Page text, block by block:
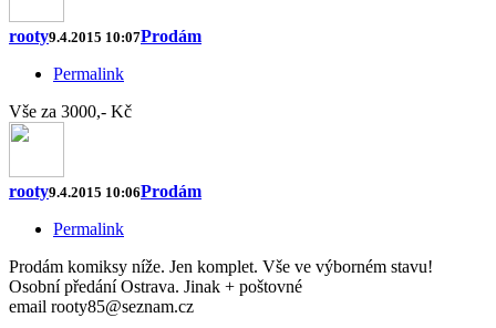
rooty9.4.2015 10:07Prodám
Permalink
Vše za 3000,- Kč
rooty9.4.2015 10:06Prodám
Permalink
Prodám komiksy níže. Jen komplet. Vše ve výborném stavu!
Osobní předání Ostrava. Jinak + poštovné
email rooty85@seznam.cz